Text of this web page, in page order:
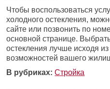
Чтобы воспользоваться
холодного остекления,
сайте или позвонить по
основной странице.
остекления лучше исходя
возможностей вашего
В рубриках: Стройка